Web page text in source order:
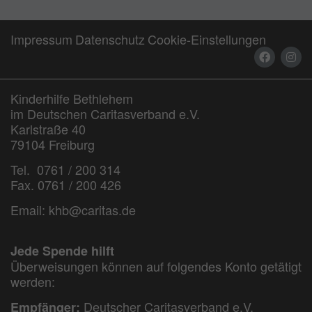
Impressum Datenschutz Cookie-Einstellungen
Kinderhilfe Bethlehem
im Deutschen Caritasverband e.V.
Karlstraße 40
79104 Freiburg
Tel. 0761 / 200 314
Fax. 0761 / 200 426
Email: khb@caritas.de
Jede Spende hilft
Überweisungen können auf folgendes Konto getätigt
werden:
Empfänger: Deutscher Caritasverband e.V.